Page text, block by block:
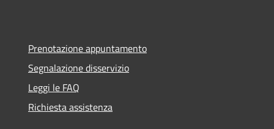
Prenotazione appuntamento
Segnalazione disservizio
Leggi le FAQ
Richiesta assistenza